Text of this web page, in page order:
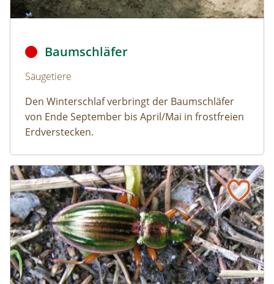
Naturlexikon: Baumschläfer
Baumschläfer
Säugetiere
Den Winterschlaf verbringt der Baumschläfer
von Ende September bis April/Mai in frostfreien
Erdverstecken.
Goldlaufkäfer
Naturlexikon: Goldlaufkäfer